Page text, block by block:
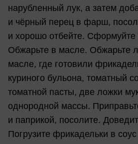
нарубленный лук, а затем
и чёрный перец в фарш,
и хорошо отбейте. Сформуйте
Обжарьте в масле. Обжарьте
масле, где готовили
куриного бульона, томатный
томатной пасты, две ложки
однородной массы.
и паприкой, посолите.
Погрузите фрикадельки в